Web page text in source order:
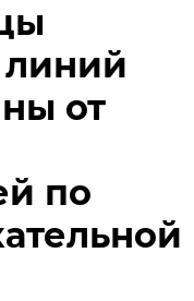
линий
от
по